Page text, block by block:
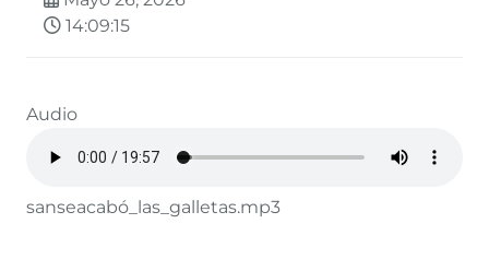
14:09:15
Audio
sanseacabó_las_galletas.mp3